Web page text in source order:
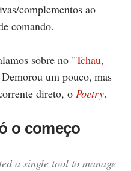
complementos ao
comando.
sobre no "Tchau,
um pouco, mas
direto, o Poetry.
o começo
a single tool to manage